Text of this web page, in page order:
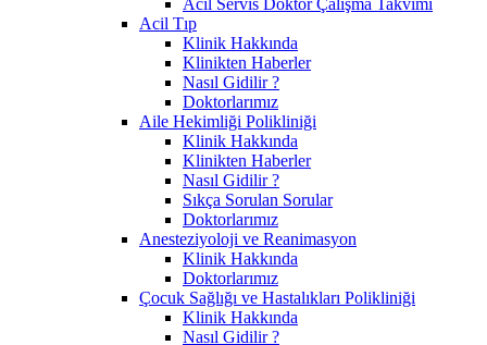
Acil Tıp
Klinik Hakkında
Klinikten Haberler
Nasıl Gidilir ?
Doktorlarımız
Aile Hekimliği Polikliniği
Klinik Hakkında
Klinikten Haberler
Nasıl Gidilir ?
Sıkça Sorulan Sorular
Doktorlarımız
Anesteziyoloji ve Reanimasyon
Klinik Hakkında
Doktorlarımız
Çocuk Sağlığı ve Hastalıkları Polikliniği
Klinik Hakkında
Nasıl Gidilir ?